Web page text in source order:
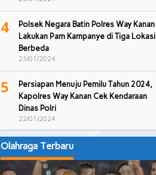
4
Polsek Negara Batin Polres Way Kanan
Lakukan Pam Kampanye di Tiga Lokasi
Berbeda
23/01/2024
5
Persiapan Menuju Pemilu Tahun 2024,
Kapolres Way Kanan Cek Kendaraan
Dinas Polri
22/01/2024
Olahraga Terbaru